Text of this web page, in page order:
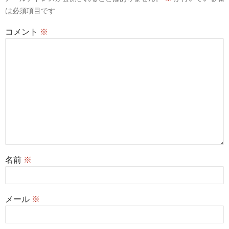
は必須項目です
コメント ※
名前 ※
メール ※